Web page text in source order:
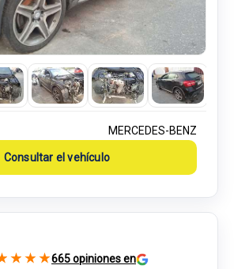
MERCEDES-BENZ
Consultar el vehículo
★ ★ ★665 opiniones en